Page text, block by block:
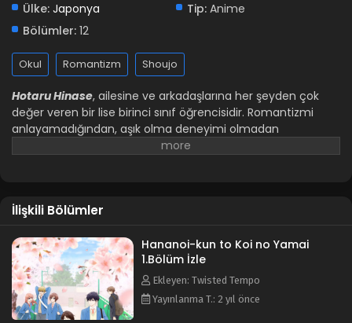
Ülke: Japonya Tip: Anime
Bölümler: 12
Okul Romantizm Shoujo
Hotaru Hinase, ailesine ve arkadaşlarına her şeyden çok
değer veren bir lise birinci sınıf öğrencisidir. Romantizmi
anlayamadığından, aşık olma deneyimi olmadan
yaşamaktan memnun olacağına karar verir.
nezaket jesti olarak şemsiyesini uzatır. Hemen ertesi gün
olmasını teklif eder. Reddedilmesine rağmenHananoi,
Hotaru'nun yanından ayrılmaz ve onu memnun etme
umuduyla özverili davranışlarda bulunur.Hotaru
hiç hissetmediği duygular hissetmeye başlar. Bu duyguların
aşka dönüşebileceğine inanan
İlişkili Bölümler
Hananoi-kun to Koi no Yamai
1.Bölüm İzle
Ekleyen: Twisted Tempo
Yayınlanma T.: 2 yıl önce